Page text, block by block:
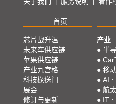
首页
芯片战升温
未来车供应链
苹果供应链
产业九宫格
科技椽送门
展会
修订与更新
产业
● 半
●
● 移
● AI
● 航
● IT